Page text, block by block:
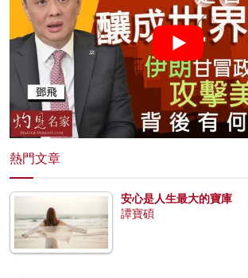
熱門文章
安心是人生最大的寶庫
譚寶碩